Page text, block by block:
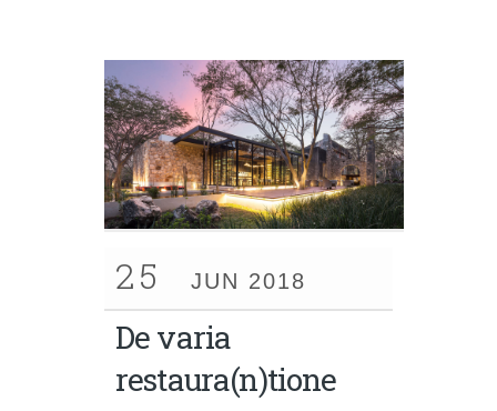
25 JUN 2018
De varia
restaura(n)tione